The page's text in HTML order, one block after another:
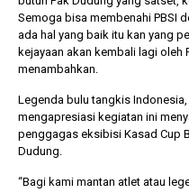
Semoga bisa membenahi PBSI
ada hal yang baik itu kan yang
kejayaan akan kembali lagi oleh
menambahkan.
Legenda bulu tangkis
mengapresiasi kegiatan ini
penggagas eksibisi Kasad Cup
Dudung.
“Bagi kami mantan atlet atau